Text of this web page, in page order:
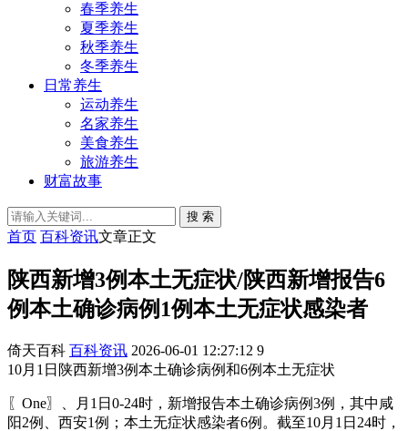
春季养生
夏季养生
秋季养生
冬季养生
日常养生
运动养生
名家养生
美食养生
旅游养生
财富故事
搜 索
首页 百科资讯文章正文
陕西新增3例本土无症状/陕西新增报告6
例本土确诊病例1例本土无症状感染者
倚天百科 百科资讯 2026-06-01 12:27:12 9
10月1日陕西新增3例本土确诊病例和6例本土无症状
〖One〗、月1日0-24时，新增报告本土确诊病例3例，其中咸
阳2例、西安1例；本土无症状感染者6例。截至10月1日24时，